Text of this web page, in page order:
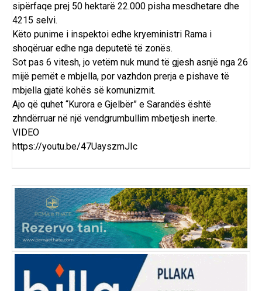
sipërfaqe prej 50 hektarë 22.000 pisha mesdhetare dhe
4215 selvi.
Këto punime i inspektoi edhe kryeministri Rama i
shoqëruar edhe nga deputetë të zonës.
Sot pas 6 vitesh, jo vetëm nuk mund të gjesh asnjë nga 26
mijë pemët e mbjella, por vazhdon prerja e pishave të
mbjella gjatë kohës së komunizmit.
Ajo që quhet “Kurora e Gjelbër” e Sarandës është
zhndërruar në një vendgrumbullim mbetjesh inerte.
VIDEO
https://youtu.be/47UayszmJIc